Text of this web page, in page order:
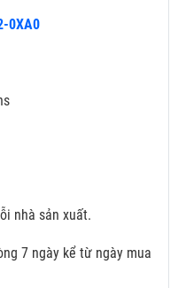
0XA0
nhà sản xuất.
7 ngày kể từ ngày mua